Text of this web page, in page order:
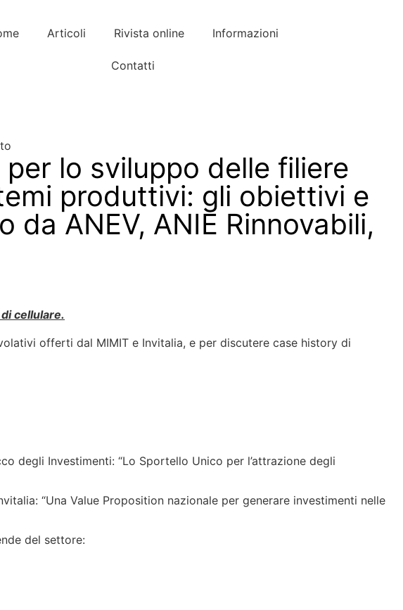
Articoli Rivista online Informazioni
Contatti
lo sviluppo delle filiere
produttivi: gli obiettivi e
ANEV, ANIE Rinnovabili,
cellulare.
offerti dal MIMIT e Invitalia, e per discutere case history di
degli Investimenti: “Lo Sportello Unico per l’attrazione degli
“Una Value Proposition nazionale per generare investimenti nelle
del settore: